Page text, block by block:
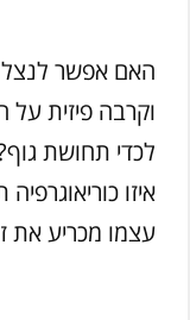
האם אפשר
וקרבה פיזית על
לכדי תחושת
איזו
עצמו מכריע את